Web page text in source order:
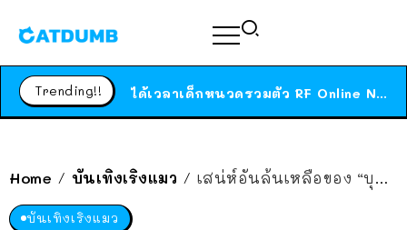
Trending!!
Home / บันเทิงเริงแมว / เสน่ห์อันล้นเหลือของ “บุพเพสันนิวาส” พาออเจ้าสู่ “ออนนี่” เวอร์ชั่นเว็บตูน
บันเทิงเริงแมว